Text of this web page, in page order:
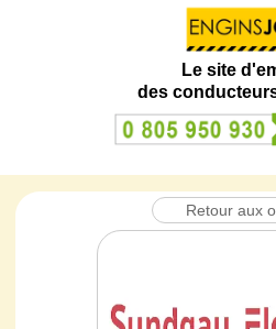
Le site
des
Retour aux